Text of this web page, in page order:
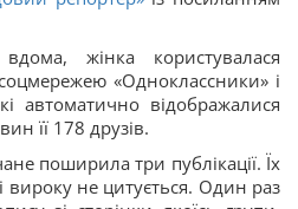
жінка користувалася
«Одноклассники» і
автоматично відображалися
її 178 друзів.
поширила три публікації. Їх
вироку не цитується. Один раз